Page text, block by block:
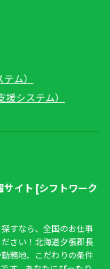
ム）
システム）
イト [シフトワーク
すなら、全国のお仕事
さい！北海道夕張郡長
務地、こだわりの条件